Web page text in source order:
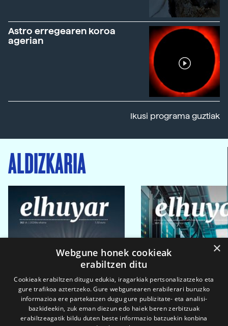
Astro erregearen koroa
agerian
Ikusi programa guztiak
ALDIZKARIA
×
Webgune honek cookieak
erabiltzen ditu
Cookieak erabiltzen ditugu edukia, iragarkiak pertsonalizatzeko eta
gure trafikoa aztertzeko. Gure webgunearen erabilerari buruzko
informazioa ere partekatzen dugu gure publizitate- eta analisi-
bazkideekin, zuk eman diezun edo haiek beren zerbitzuak
erabiltzeagatik bildu duten beste informazio batzuekin konbina